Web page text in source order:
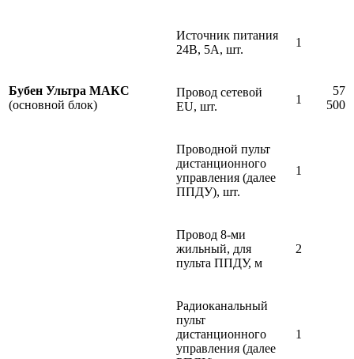
Бубен Ультра МАКС
(основной блок)
Источник питания
24В, 5А, шт.
1
Провод сетевой
EU, шт.
1
Проводной пульт
дистанционного
управления (далее
ППДУ), шт.
1
Провод 8-ми
жильный, для
пульта ППДУ, м
2
Радиоканальный
пульт
дистанционного
управления (далее
1
57
500